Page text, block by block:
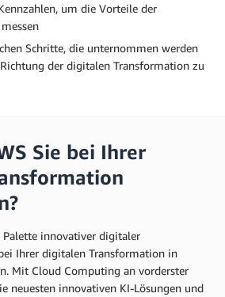
um die Vorteile der
Schritte, die unternommen werden
der digitalen Transformation zu
Sie bei Ihrer
Palette innovativer digitaler
Ihrer digitalen Transformation in
Mit Cloud Computing an vorderster
neuesten innovativen KI-Lösungen und